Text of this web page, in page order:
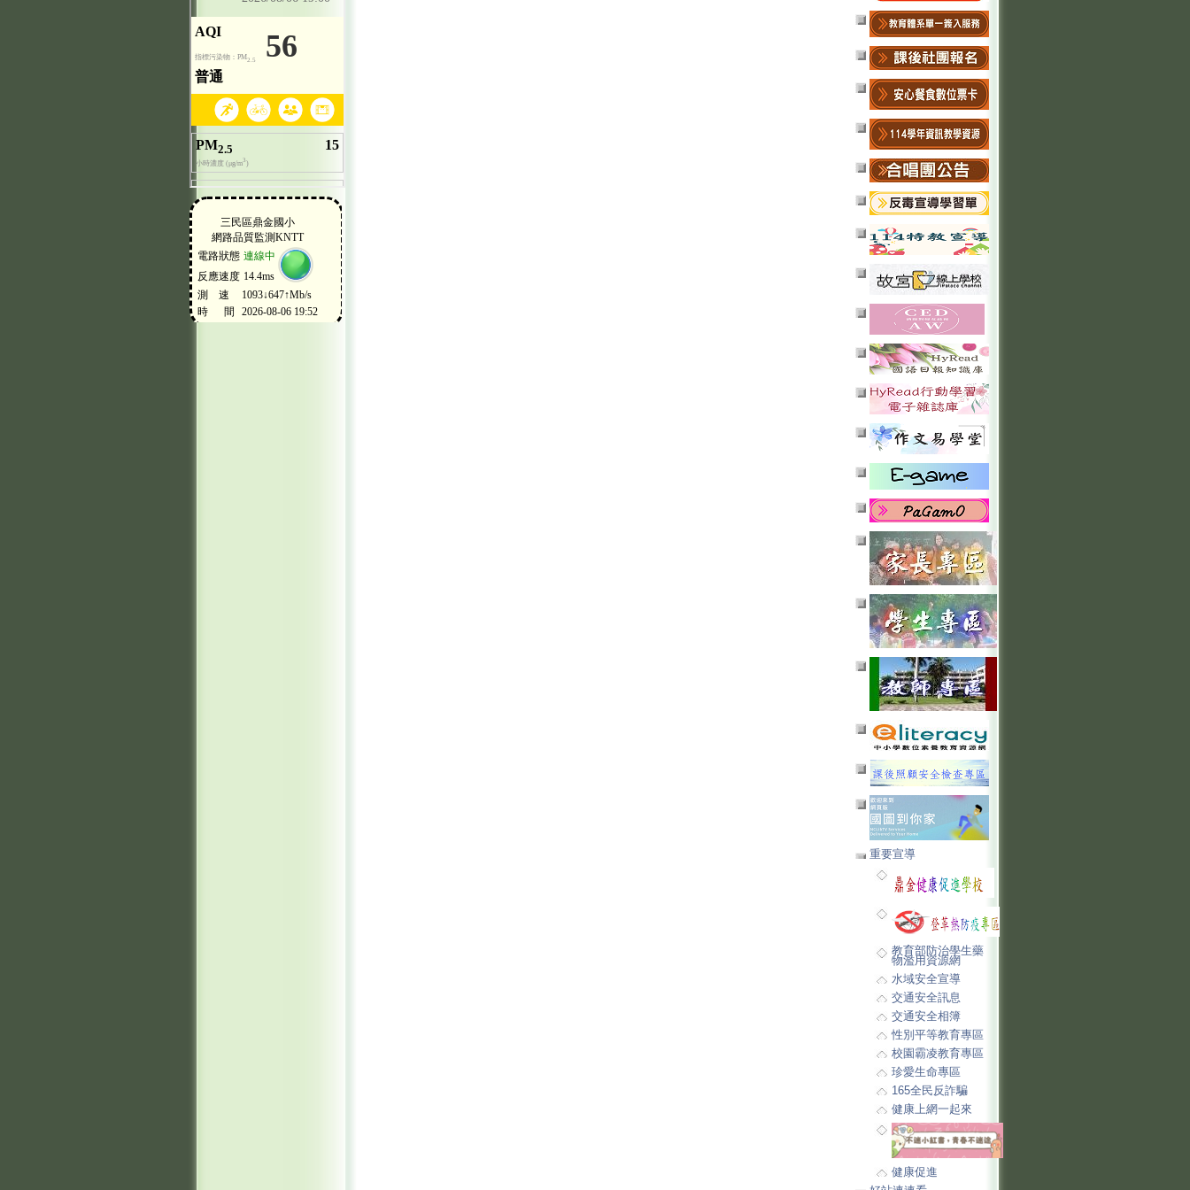
重要宣導
教育部防治學生藥
物濫用資源網
水域安全宣導
交通安全訊息
交通安全相簿
性別平等教育專區
校園霸凌教育專區
珍愛生命專區
165全民反詐騙
健康上網一起來
健康促進